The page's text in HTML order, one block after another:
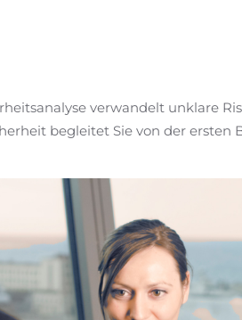
verwandelt unklare
begleitet Sie von der ersten